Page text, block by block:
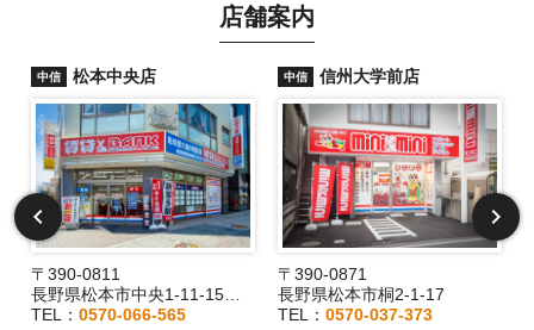
店舗案内
中信 松本中央店
〒390-0811
長野県松本市中央1-11-15桂林堂ビル1F
TEL： 0570-066-565
中信 信州大学前店
〒390-0871
長野県松本市桐2-1-17
TEL：0570-037-373